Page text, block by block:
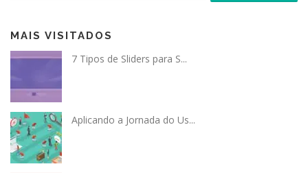
MAIS VISITADOS
7 Tipos de Sliders para S...
Aplicando a Jornada do Us...